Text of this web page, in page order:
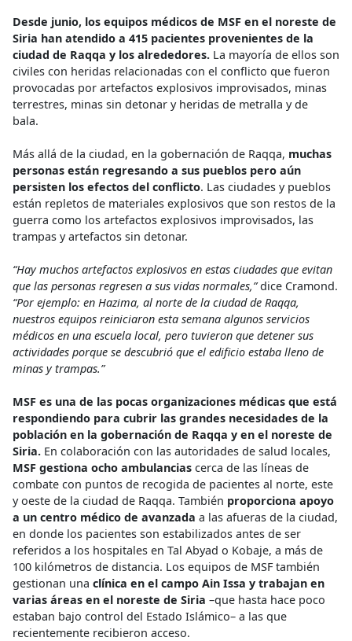
Desde junio, los equipos médicos de MSF en el noreste de
Siria han atendido a 415 pacientes provenientes de la
ciudad de Raqqa y los alrededores. La mayoría de ellos son
civiles con heridas relacionadas con el conflicto que fueron
provocadas por artefactos explosivos improvisados, minas
terrestres, minas sin detonar y heridas de metralla y de
bala.
Más allá de la ciudad, en la gobernación de Raqqa, muchas
personas están regresando a sus pueblos pero aún
persisten los efectos del conflicto. Las ciudades y pueblos
están repletos de materiales explosivos que son restos de la
guerra como los artefactos explosivos improvisados, las
trampas y artefactos sin detonar.
“Hay muchos artefactos explosivos en estas ciudades que evitan
que las personas regresen a sus vidas normales,”dice Cramond.
“Por ejemplo: en Hazima, al norte de la ciudad de Raqqa,
nuestros equipos reiniciaron esta semana algunos servicios
médicos en una escuela local, pero tuvieron que detener sus
actividades porque se descubrió que el edificio estaba lleno de
minas y trampas.”
MSF es una de las pocas organizaciones médicas que está
respondiendo para cubrir las grandes necesidades de la
población en la gobernación de Raqqa y en el noreste de
Siria. En colaboración con las autoridades de salud locales,
MSF gestiona ocho ambulancias cerca de las líneas de
combate con puntos de recogida de pacientes al norte, este
y oeste de la ciudad de Raqqa. También proporciona apoyo
a un centro médico de avanzada a las afueras de la ciudad,
en donde los pacientes son estabilizados antes de ser
referidos a los hospitales en Tal Abyad o Kobaje, a más de
100 kilómetros de distancia. Los equipos de MSF también
gestionan una clínica en el campo Ain Issa y trabajan en
varias áreas en el noreste de Siria –que hasta hace poco
estaban bajo control del Estado Islámico– a las que
recientemente recibieron acceso.